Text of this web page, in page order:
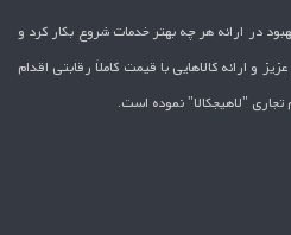
از سال 1395 با هدف بهبود در ارائه هر چه بهتر خدمات شروع بکار کرد و
و ارائه کالاهایی با قیمت کاملاَ رقابتی اقدام
"لاهیج­کالا" نموده است.